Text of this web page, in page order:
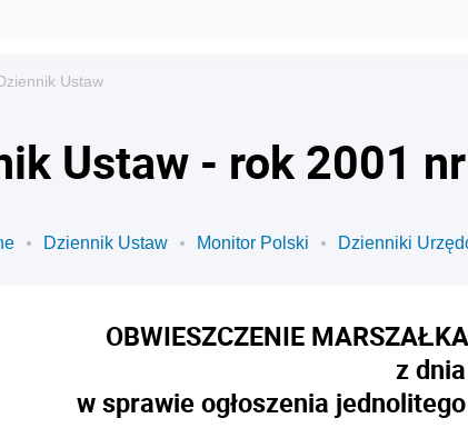
Ustaw
Ustaw - rok 2001
Dziennik Ustaw Monitor Polski Dzienniki
OBWIESZCZENIE
z
w sprawie ogłoszenia